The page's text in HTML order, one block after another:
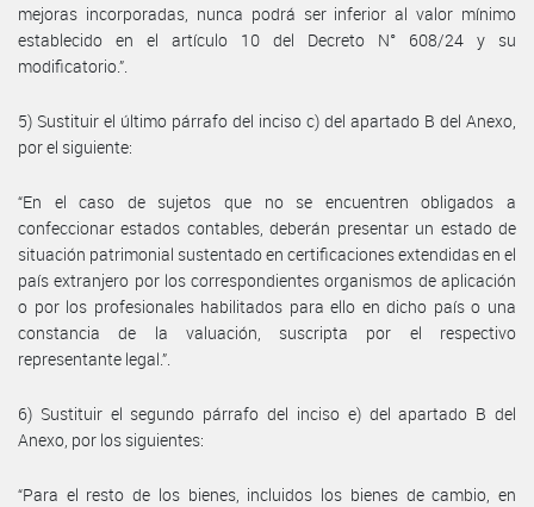
mejoras incorporadas, nunca podrá ser inferior al valor mínimo
establecido en el artículo 10 del Decreto N° 608/24 y su
modificatorio.”.
5) Sustituir el último párrafo del inciso c) del apartado B del Anexo,
por el siguiente:
“En el caso de sujetos que no se encuentren obligados a
confeccionar estados contables, deberán presentar un estado de
situación patrimonial sustentado en certificaciones extendidas en el
país extranjero por los correspondientes organismos de aplicación
o por los profesionales habilitados para ello en dicho país o una
constancia de la valuación, suscripta por el respectivo
representante legal.”.
6) Sustituir el segundo párrafo del inciso e) del apartado B del
Anexo, por los siguientes:
“Para el resto de los bienes, incluidos los bienes de cambio, en